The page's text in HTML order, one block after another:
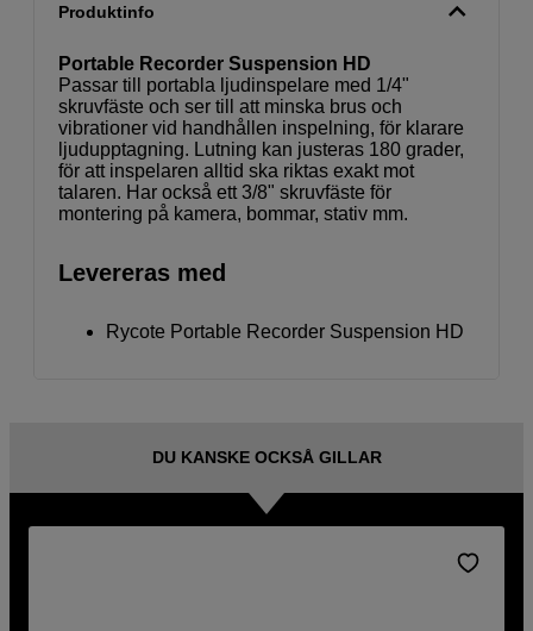
Produktinfo
Portable Recorder Suspension HD
Passar till portabla ljudinspelare med 1/4"
skruvfäste och ser till att minska brus och
vibrationer vid handhållen inspelning, för klarare
ljudupptagning. Lutning kan justeras 180 grader,
för att inspelaren alltid ska riktas exakt mot
talaren. Har också ett 3/8" skruvfäste för
montering på kamera, bommar, stativ mm.
Levereras med
Rycote Portable Recorder Suspension HD
DU KANSKE OCKSÅ GILLAR